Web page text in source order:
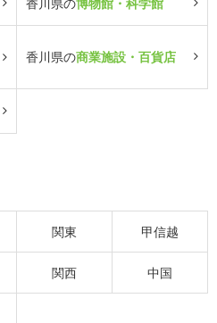
香川県の商業施設・百貨店
関東 甲信越
関西 中国